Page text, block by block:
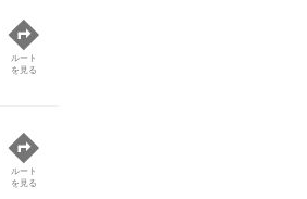
ルート
を見る
ルート
を見る